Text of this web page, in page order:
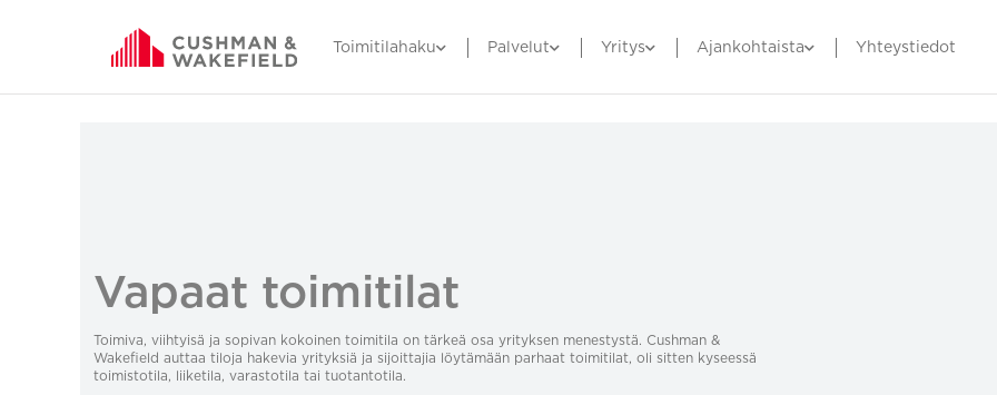
Toimitilahaku Palvelut Yritys Ajankohtaista Yhteystiedot
Vapaat toimitilat
Toimiva, viihtyisä ja sopivan kokoinen toimitila on tärkeä osa yrityksen menestystä. Cushman &
Wakefield auttaa tiloja hakevia yrityksiä ja sijoittajia löytämään parhaat toimitilat, oli sitten kyseessä
toimistotila, liiketila, varastotila tai tuotantotila.